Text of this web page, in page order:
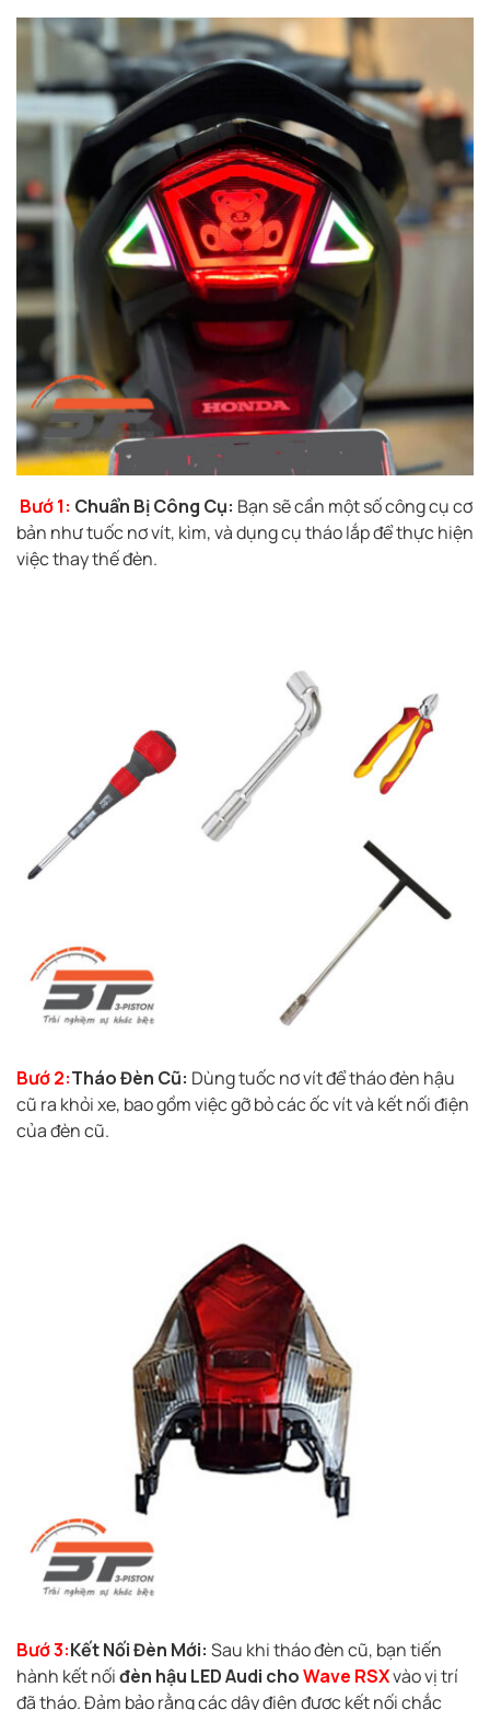
Bướ 1: Chuẩn Bị Công Cụ: Bạn sẽ cần một số công cụ cơ
bản như tuốc nơ vít, kìm, và dụng cụ tháo lắp để thực hiện
việc thay thế đèn.
Bướ 2:Tháo Đèn Cũ: Dùng tuốc nơ vít để tháo đèn hậu
cũ ra khỏi xe, bao gồm việc gỡ bỏ các ốc vít và kết nối điện
của đèn cũ.
Bướ 3:Kết Nối Đèn Mới: Sau khi tháo đèn cũ, bạn tiến
hành kết nốiđèn hậu LED Audi choWave RSXvào vị trí
đã tháo. Đảm bảo rằng các dây điện được kết nối chắc